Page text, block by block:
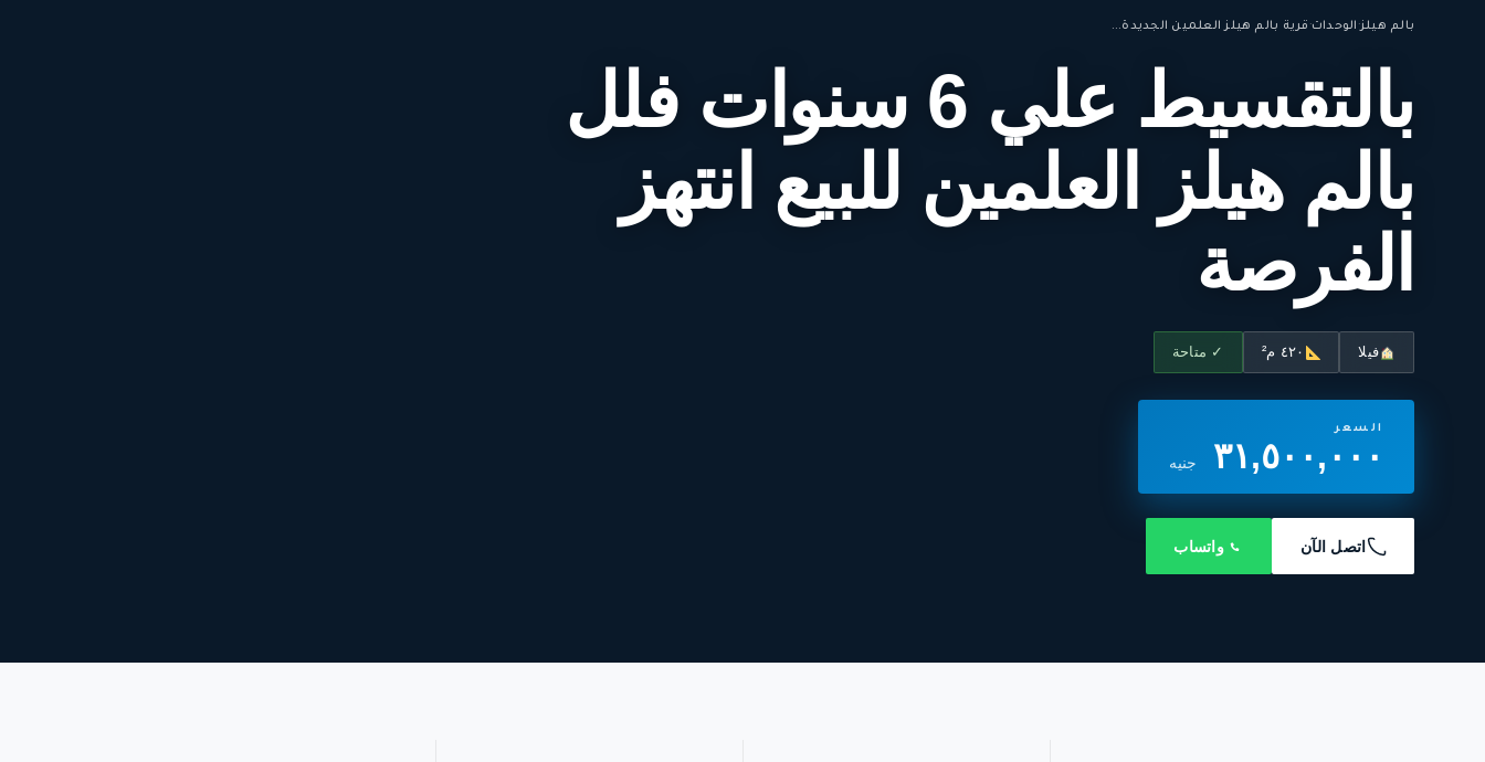
بالم هيلز· الوحدات· قرية بالم هيلز العلمين الجديدة...
بالتقسيط علي 6 سنوات فلل
بالم هيلز العلمين للبيع انتهز
الفرصة
فيلا ٤٢٠ م² ✓ متاحة
السعر
٣١,٥٠٠,٠٠٠ جنيه
اتصل الآن واتساب